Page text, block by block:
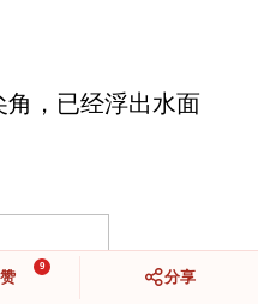
，已经浮出水面
9
分享